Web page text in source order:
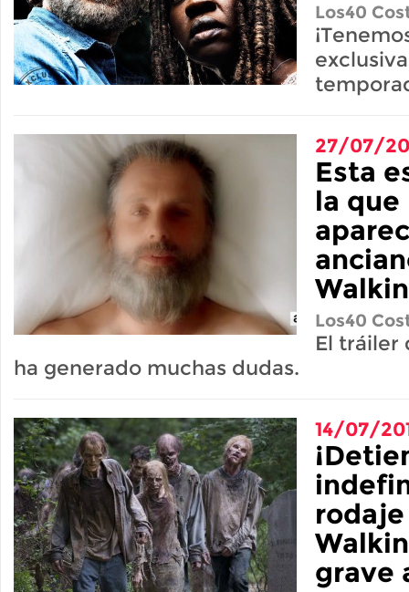
Los40
27/07/
Esta
la que
Los40
El tráiler
ha generado muchas dudas.
14/07/
grave